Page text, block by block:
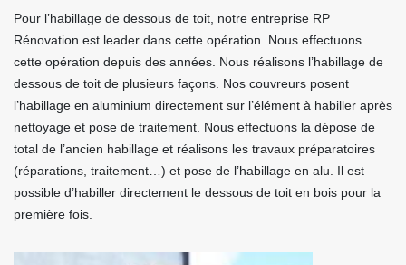
Pour l’habillage de dessous de toit, notre entreprise RP
Rénovation est leader dans cette opération. Nous effectuons
cette opération depuis des années. Nous réalisons l’habillage de
dessous de toit de plusieurs façons. Nos couvreurs posent
l’habillage en aluminium directement sur l’élément à habiller après
nettoyage et pose de traitement. Nous effectuons la dépose de
total de l’ancien habillage et réalisons les travaux préparatoires
(réparations, traitement…) et pose de l’habillage en alu. Il est
possible d’habiller directement le dessous de toit en bois pour la
première fois.